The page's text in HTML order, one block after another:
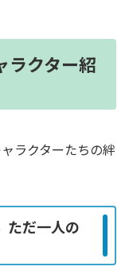
ラクター紹
ラクターたちの絆
ただ一人の